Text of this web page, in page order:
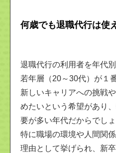
何歳でも退職代行は使
退職代行の利用者を年代
若年層（20～30代）が１
新しいキャリアへの挑戦
めたいという希望があり
要が多い年代だからでしょ
特に職場の環境や人間関
理由として挙げられ、新